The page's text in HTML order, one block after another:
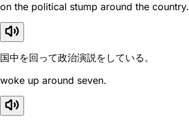
on the political stump around the country.
国中を回って政治演説をしている。
woke up around seven.